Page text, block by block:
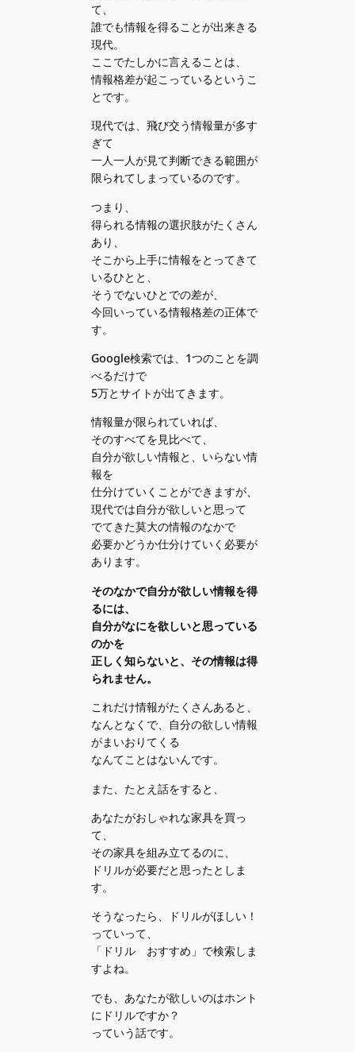
て、
誰でも情報を得ることが出来きる
現代。
ここでたしかに言えることは、
情報格差が起こっているというこ
とです。
現代では、飛び交う情報量が多す
ぎて
一人一人が見て判断できる範囲が
限られてしまっているのです。
つまり、
得られる情報の選択肢がたくさん
あり、
そこから上手に情報をとってきて
いるひとと、
そうでないひとでの差が、
今回いっている情報格差の正体で
す。
Google検索では、1つのことを調
べるだけで
5万とサイトが出てきます。
情報量が限られていれば、
そのすべてを見比べて、
自分が欲しい情報と、いらない情
報を
仕分けていくことができますが、
現代では自分が欲しいと思って
でてきた莫大の情報のなかで
必要かどうか仕分けていく必要が
あります。
そのなかで自分が欲しい情報を得
るには、
自分がなにを欲しいと思っている
のかを
正しく知らないと、その情報は得
られません。
これだけ情報がたくさんあると、
なんとなくで、自分の欲しい情報
がまいおりてくる
なんてことはないんです。
また、たとえ話をすると、
あなたがおしゃれな家具を買っ
て、
その家具を組み立てるのに、
ドリルが必要だと思ったとしま
す。
そうなったら、ドリルがほしい！
っていって、
「ドリル おすすめ」で検索しま
すよね。
でも、あなたが欲しいのはホント
にドリルですか？
っていう話です。